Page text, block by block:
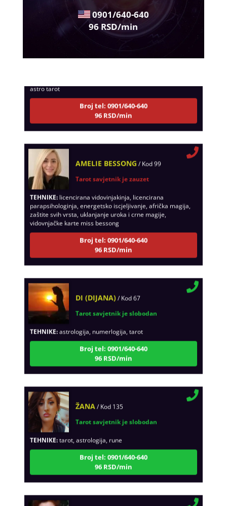
0901/640-640
96 RSD/min
/ Kod 07
Broj tel: 0901/640-640
96 RSD/min
TEHNIKE: licencirana vidovinjakinja, licencirana
parapsihologinja, energetsko iscjeljivanje, afrička magija,
zaštite svih vrsta, uklanjanje uroka i crne magije,
vidovnjačke karte miss bessong
Broj tel: 0901/640-640
96 RSD/min
TEHNIKE:astrologija, numerlogija, tarot
Broj tel: 0901/640-640
96 RSD/min
TEHNIKE: tarot, astrologija, rune
Broj tel: 0901/640-640
96 RSD/min